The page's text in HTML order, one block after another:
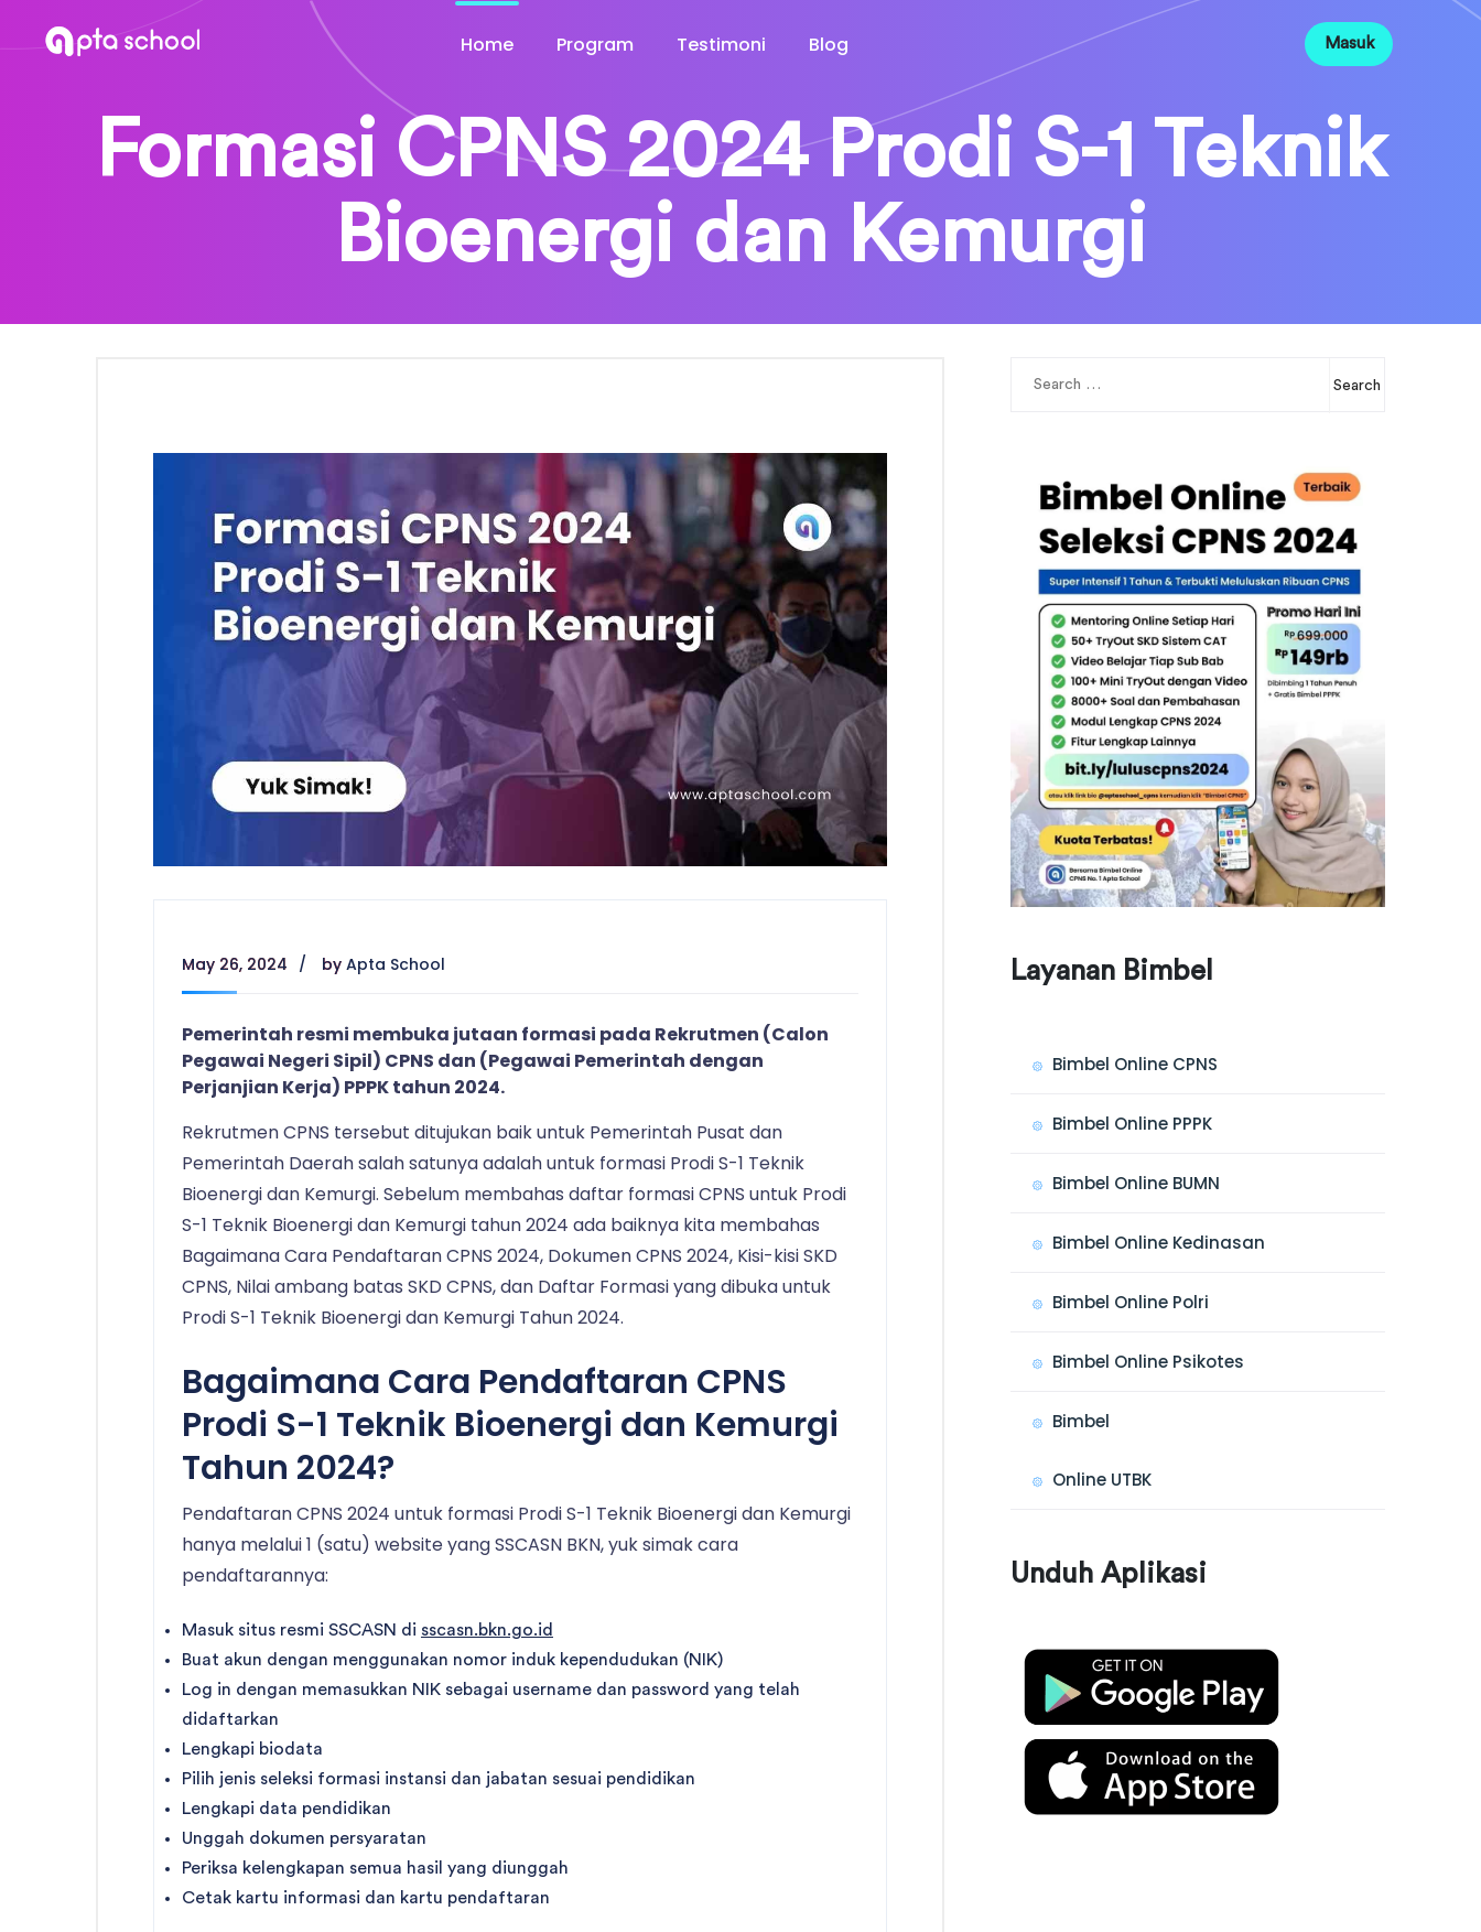
Home Program Testimoni Blog Masuk
Formasi CPNS 2024 Prodi S-1 Teknik
Bioenergi dan Kemurgi
May 26, 2024 by Apta School
Pemerintah resmi membuka jutaan formasi pada Rekrutmen (Calon
Pegawai Negeri Sipil) CPNS dan (Pegawai Pemerintah dengan
Perjanjian Kerja) PPPK tahun 2024.
Rekrutmen CPNS tersebut ditujukan baik untuk Pemerintah Pusat dan
Pemerintah Daerah salah satunya adalah untuk formasi Prodi S-1 Teknik
Bioenergi dan Kemurgi. Sebelum membahas daftar formasi CPNS untuk Prodi
S-1 Teknik Bioenergi dan Kemurgi tahun 2024 ada baiknya kita membahas
Bagaimana Cara Pendaftaran CPNS 2024, Dokumen CPNS 2024, Kisi-kisi SKD
CPNS, Nilai ambang batas SKD CPNS, dan Daftar Formasi yang dibuka untuk
Prodi S-1 Teknik Bioenergi dan Kemurgi Tahun 2024.
Bagaimana Cara Pendaftaran CPNS
Prodi S-1 Teknik Bioenergi dan Kemurgi
Tahun 2024?
Pendaftaran CPNS 2024 untuk formasi Prodi S-1 Teknik Bioenergi dan Kemurgi
hanya melalui 1 (satu) website yang SSCASN BKN, yuk simak cara
pendaftarannya:
Masuk situs resmi SSCASN di sscasn.bkn.go.id
Buat akun dengan menggunakan nomor induk kependudukan (NIK)
Log in dengan memasukkan NIK sebagai username dan password yang telah
didaftarkan
Lengkapi biodata
Pilih jenis seleksi formasi instansi dan jabatan sesuai pendidikan
Lengkapi data pendidikan
Unggah dokumen persyaratan
Periksa kelengkapan semua hasil yang diunggah
Cetak kartu informasi dan kartu pendaftaran
Search
Layanan Bimbel
Bimbel Online CPNS
Bimbel Online PPPK
Bimbel Online BUMN
Bimbel Online Kedinasan
Bimbel Online Polri
Bimbel Online Psikotes
Bimbel
Online UTBK
Unduh Aplikasi